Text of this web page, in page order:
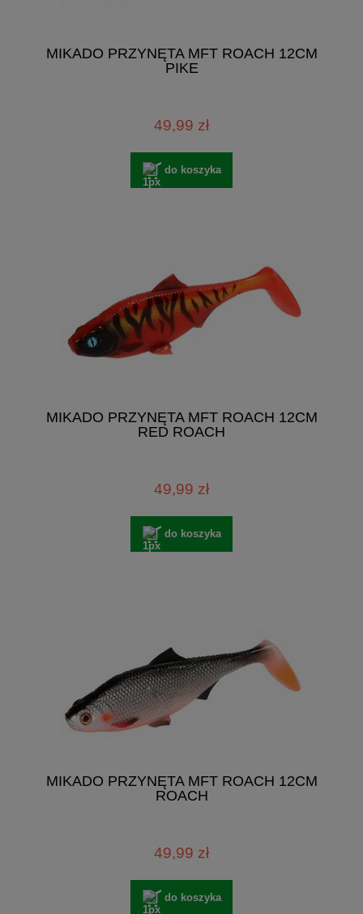
MIKADO PRZYNĘTA MFT ROACH 12CM
PIKE
49,99 zł
do koszyka
MIKADO PRZYNĘTA MFT ROACH 12CM
RED ROACH
49,99 zł
do koszyka
MIKADO PRZYNĘTA MFT ROACH 12CM
ROACH
49,99 zł
do koszyka